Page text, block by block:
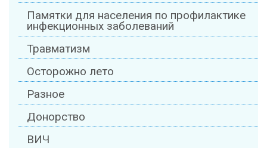
Памятки для населения по профилактике
инфекционных заболеваний
Травматизм
Осторожно лето
Разное
Донорство
ВИЧ